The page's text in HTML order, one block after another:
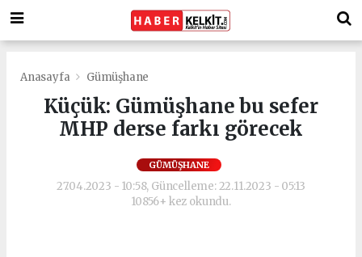
Anasayfa Gümüşhane
Küçük: Gümüşhane bu sefer
MHP derse farkı görecek
GÜMÜŞHANE
27.04.2023 - 10:58, Güncelleme: 22.11.2023 - 05:13
10856+ kez okundu.